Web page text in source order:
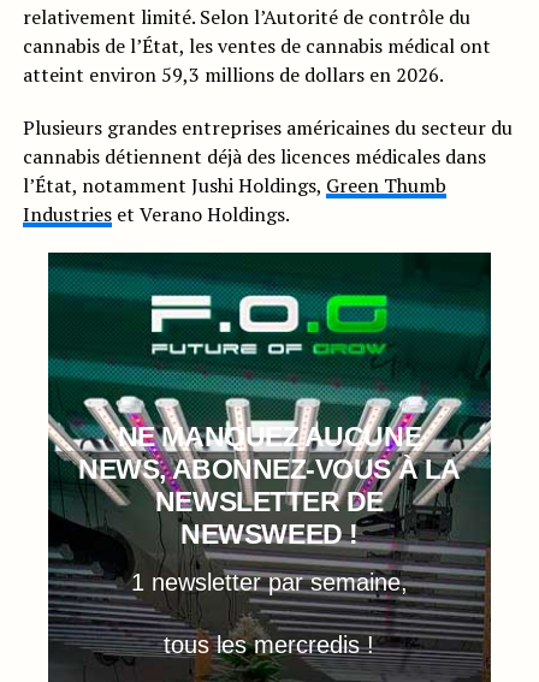
relativement limité. Selon l’Autorité de contrôle du
cannabis de l’État, les ventes de cannabis médical ont
atteint environ 59,3 millions de dollars en 2026.
Plusieurs grandes entreprises américaines du secteur du
cannabis détiennent déjà des licences médicales dans
l’État, notamment Jushi Holdings, Green Thumb
Industrieset Verano Holdings.
NE MANQUEZ AUCUNE
NEWS, ABONNEZ-VOUS À LA
NEWSLETTER DE
NEWSWEED !
1 newsletter par semaine,
tous les mercredis !